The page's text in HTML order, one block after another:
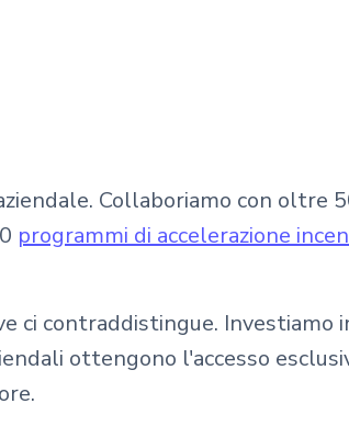
Collaboriamo con oltre
programmi di accelerazione
ci contraddistingue. Investiamo
ottengono l'accesso